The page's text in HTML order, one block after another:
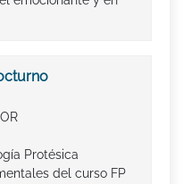
Protésica
del curso FP